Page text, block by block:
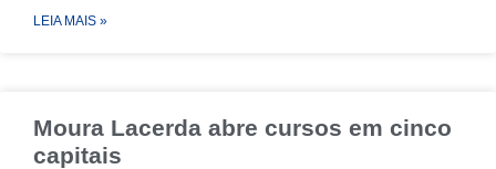
LEIA MAIS »
Moura Lacerda abre cursos em cinco
capitais